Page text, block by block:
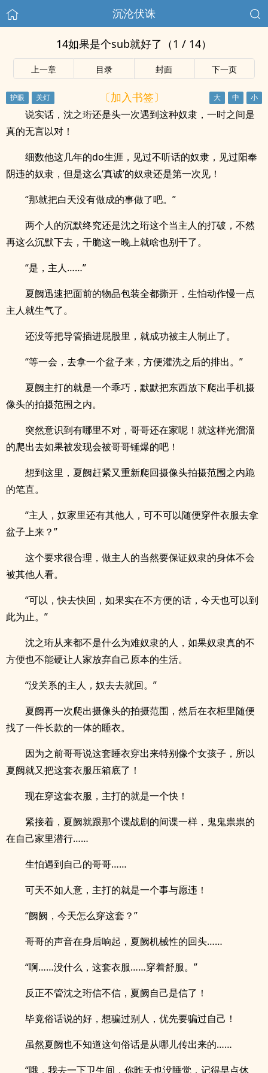
沉沦伏诛
14如果是个sub就好了（1 / 14）
上一章 目录 封面 下一页
〔加入书签〕
说实话，沈之珩还是头一次遇到这种奴隶，一时之间是
真的无言以对！
细数他这几年的do生涯，见过不听话的奴隶，见过阳奉
阴违的奴隶，但是这么‘真诚’的奴隶还是第一次见！
“那就把白天没有做成的事做了吧。”
两个人的沉默终究还是沈之珩这个当主人的打破，不然
再这么沉默下去，干脆这一晚上就啥也别干了。
“是，主人……”
夏阙迅速把面前的物品包装全都撕开，生怕动作慢一点
主人就生气了。
还没等把导管插进屁股里，就成功被主人制止了。
“等一会，去拿一个盆子来，方便灌洗之后的排出。”
夏阙主打的就是一个乖巧，默默把东西放下爬出手机摄
像头的拍摄范围之内。
突然意识到有哪里不对，哥哥还在家呢！就这样光溜溜
的爬出去如果被发现会被哥哥锤爆的吧！
想到这里，夏阙赶紧又重新爬回摄像头拍摄范围之内跪
的笔直。
“主人，奴家里还有其他人，可不可以随便穿件衣服去拿
盆子上来？”
这个要求很合理，做主人的当然要保证奴隶的身体不会
被其他人看。
“可以，快去快回，如果实在不方便的话，今天也可以到
此为止。”
沈之珩从来都不是什么为难奴隶的人，如果奴隶真的不
方便也不能硬让人家放弃自己原本的生活。
“没关系的主人，奴去去就回。”
夏阙再一次爬出摄像头的拍摄范围，然后在衣柜里随便
找了一件长款的一体的睡衣。
因为之前哥哥说这套睡衣穿出来特别像个女孩子，所以
夏阙就又把这套衣服压箱底了！
现在穿这套衣服，主打的就是一个快！
紧接着，夏阙就跟那个谍战剧的间谍一样，鬼鬼祟祟的
在自己家里潜行……
生怕遇到自己的哥哥……
可天不如人意，主打的就是一个事与愿违！
“阙阙，今天怎么穿这套？”
哥哥的声音在身后响起，夏阙机械性的回头……
“啊……没什么，这套衣服……穿着舒服。”
反正不管沈之珩信不信，夏阙自己是信了！
毕竟俗话说的好，想骗过别人，优先要骗过自己！
虽然夏阙也不知道这句俗话是从哪儿传出来的……
“哦，我去一下卫生间，你昨天也没睡觉，记得早点休